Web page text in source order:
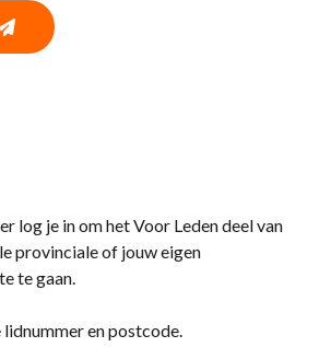
log je in om het Voor Leden deel van
provinciale of jouw eigen
te gaan.
lidnummer en postcode.